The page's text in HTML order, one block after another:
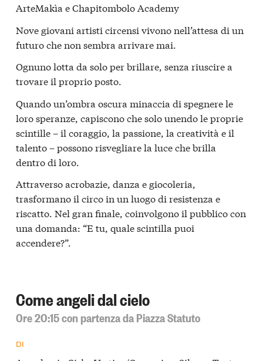
ArteMakìa e Chapitombolo Academy
Nove giovani artisti circensi vivono nell’attesa di un
futuro che non sembra arrivare mai.
Ognuno lotta da solo per brillare, senza riuscire a
trovare il proprio posto.
Quando un’ombra oscura minaccia di spegnere le
loro speranze, capiscono che solo unendo le proprie
scintille – il coraggio, la passione, la creatività e il
talento – possono risvegliare la luce che brilla
dentro di loro.
Attraverso acrobazie, danza e giocoleria,
trasformano il circo in un luogo di resistenza e
riscatto. Nel gran finale, coinvolgono il pubblico con
una domanda: “E tu, quale scintilla puoi
accendere?”.
Come angeli dal cielo
Ore 20:15 con partenza da Piazza Statuto
DI